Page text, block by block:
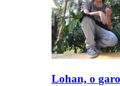
Lohan, o